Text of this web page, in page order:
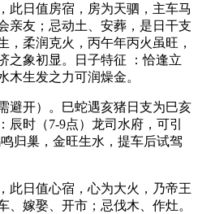
此日值房宿，房为天驷，主车马
亲友；忌动土、安葬，是日干支
，柔润克火，丙午年丙火虽旺，
之象初显。日子特征 ：恰逢立
木生发之力可润燥金。
避开）。巳蛇遇亥猪日支为巳亥
时（7-9点）龙司水府，可引
归巢，金旺生水，提车后试驾
此日值心宿，心为大火，乃帝王
、嫁娶、开市；忌伐木、作灶。